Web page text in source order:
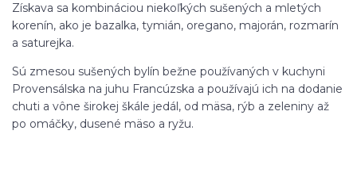
Získava sa kombináciou niekoľkých sušených a mletých
korenín, ako je bazalka, tymián, oregano, majorán, rozmarín
a saturejka.
Sú zmesou sušených bylín bežne používaných v kuchyni
Provensálska na juhu Francúzska a používajú ich na dodanie
chuti a vône širokej škále jedál, od mäsa, rýb a zeleniny až
po omáčky, dusené mäso a ryžu.